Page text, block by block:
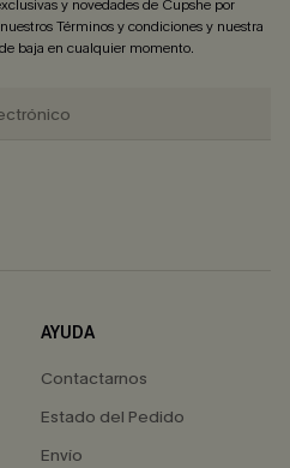
y novedades de Cupshe por
Términos y condicionesy nuestra
baja en cualquier momento.
AYUDA
Contactarnos
Estado del Pedido
Envío